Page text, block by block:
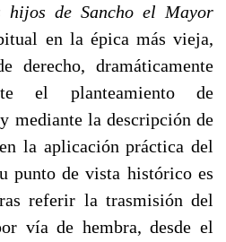
hijos de Sancho el Mayor
en la épica más vieja,
derecho, dramáticamente
el planteamiento de
mediante la descripción de
la aplicación práctica del
punto de vista histórico es
referir la trasmisión del
vía de hembra, desde el